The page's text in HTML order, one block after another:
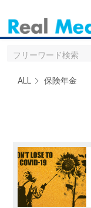
ALL 保険年金